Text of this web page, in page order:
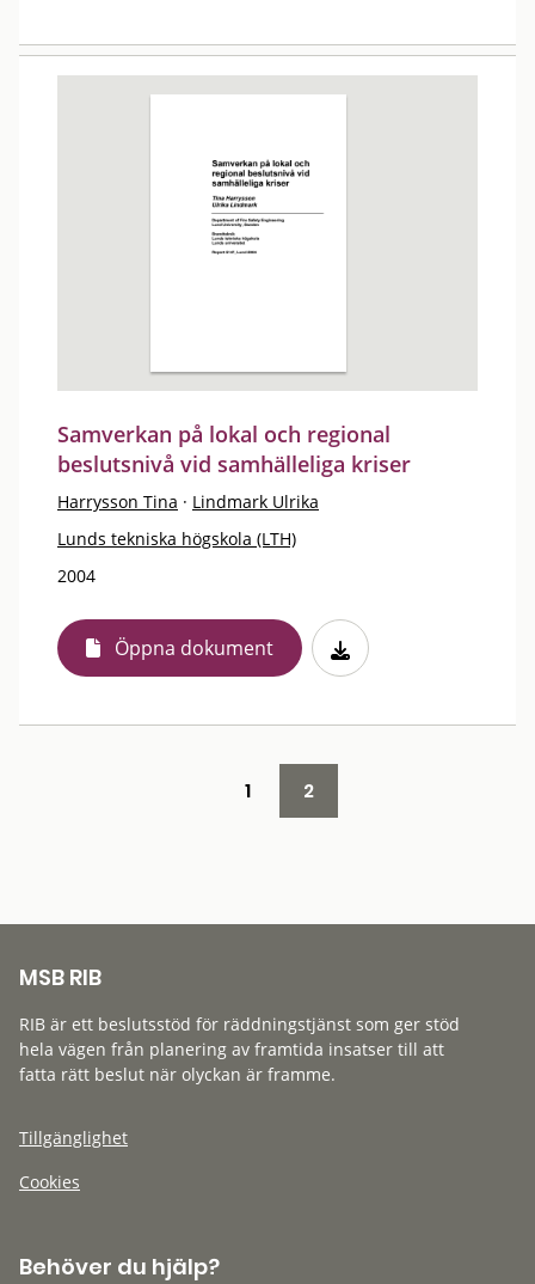
Samverkan på lokal och regional
beslutsnivå vid samhälleliga kriser
Harrysson Tina · Lindmark Ulrika
Lunds tekniska högskola (LTH)
2004
Öppna dokument
1 2
MSB RIB
RIB är ett beslutsstöd för räddningstjänst som ger stöd
hela vägen från planering av framtida insatser till att
fatta rätt beslut när olyckan är framme.
Tillgänglighet
Cookies
Behöver du hjälp?